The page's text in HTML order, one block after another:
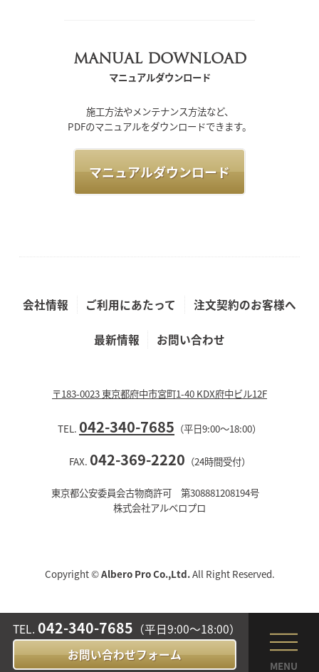
TEL. 042-340-7685 （平日9:00〜18:00）
お問い合わせフォーム
MANUAL DOWNLOAD
マニュアルダウンロード
施工方法やメンテナンス方法など、
PDFのマニュアルをダウンロードできます。
マニュアルダウンロード
会社情報 ご利用にあたって 注文契約のお客様へ
最新情報 お問い合わせ
〒183-0023 東京都府中市宮町1-40 KDX府中ビル12F
TEL. 042-340-7685 （平日9:00〜18:00）
FAX. 042-369-2220 （24時間受付）
東京都公安委員会古物商許可 第308881208194号
株式会社アルベロプロ
Copyright ©Albero Pro Co.,Ltd.All Right Reserved.